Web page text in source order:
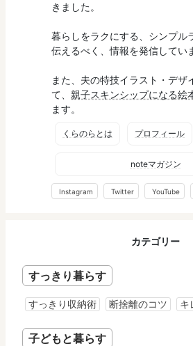
きました。
暮らしをラクにする、シンプル
伝えるべく、情報を発信してい
また、夫の特技イラスト・デザ
て、 親子スキンシップになる絵
ます。
くらのらとは プロフィール
noteマガジン
Instagram Twitter YouTube
カテゴリー
すっきり暮らす
すっきり収納術 断捨離のコツ キ
子どもと暮らす